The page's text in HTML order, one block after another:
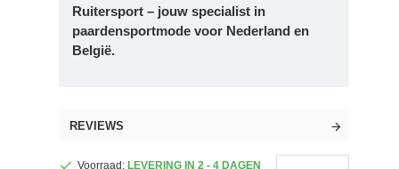
Ruitersport – jouw specialist in
paardensportmode voor Nederland en
België.
REVIEWS
Voorraad: LEVERING IN 2 - 4 DAGEN